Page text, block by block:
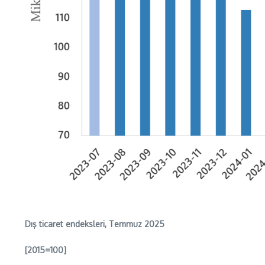
Dış ticaret endeksleri, Temmuz 2025
[2015=100]